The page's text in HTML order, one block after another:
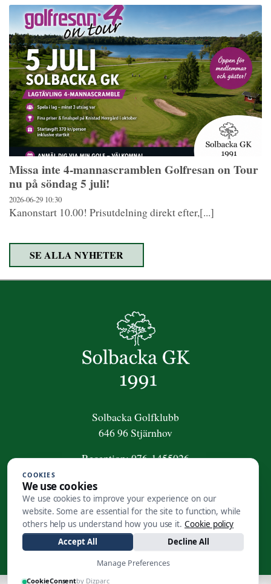
Missa inte 4-mannascramblen Golfresan on Tour
nu på söndag 5 juli!
2026-06-29 10:30
Kanonstart 10.00! Prisutdelning direkt efter,[...]
SE ALLA NYHETER
Solbacka Golfklubb
646 96 Stjärnhov
Reception:076-1455026
För frågor om golfpaket:
golfpaket@solbackagk.se
Kansli: 0158-410 50
info@solbackagk.se
COOKIES
We use cookies
We use cookies to improve your experience on our
website. Some are essential for the site to function, while
others help us understand how you use it. Cookie policy
Accept All
Decline All
Manage Preferences
CookieConsentby Dizparc